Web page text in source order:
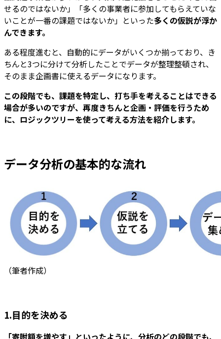
せるのではないか」「多くの事業者に参加してもらえていな
いことが一番の課題ではないか」といった多くの仮説が浮か
んできます。
ある程度進むと、自動的にデータがいくつか揃っており、き
ちんと3つに分けて分析したことでデータが整理整頓され、
そのまま企画書に使えるデータになります。
この段階でも、課題を特定し、打ち手を考えることはできる
場合が多いのですが、再度きちんと企画・評価を行うため
に、ロジックツリーを使って考える方法を紹介します。
データ分析の基本的な流れ
（筆者作成）
1.目的を決める
「寄附額を増やす」といったように、分析のどの段階でも、